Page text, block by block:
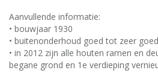
Aanvullende informatie:
• bouwjaar 1930
• buitenonderhoud goed tot zeer goed
• in 2012 zijn alle houten ramen en
begane grond en 1e verdieping